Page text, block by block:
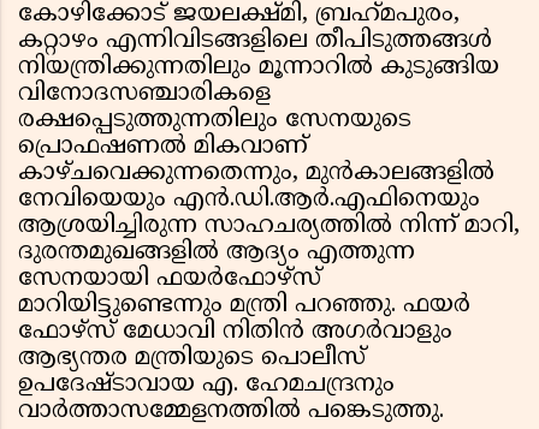
കോഴിക്കോട് ജയലക്ഷ്മി, ബ്രഹ്‌മപുരം,
കറ്റാഴം എന്നിവിടങ്ങളിലെ തീപിടുത്തങ്ങള്‍
നിയന്ത്രിക്കുന്നതിലും മൂന്നാറില്‍ കുടുങ്ങിയ
വിനോദസഞ്ചാരികളെ
രക്ഷപ്പെടുത്തുന്നതിലും സേനയുടെ
പ്രൊഫഷണൽ മികവാണ്
കാഴ്‌ചവെക്കുന്നതെന്നും, മുന്‍കാലങ്ങളില്‍
നേവിയെയും എന്‍.ഡി.ആര്‍.എഫിനെയും
ആശ്രയിച്ചിരുന്ന സാഹചര്യത്തില്‍ നിന്ന് മാറി,
ദുരന്തമുഖങ്ങളില്‍ ആദ്യം എത്തുന്ന
സേനയായി ഫയര്‍ഫോഴ്സ്
മാറിയിട്ടുണ്ടെന്നും മന്ത്രി പറഞ്ഞു. ഫയർ
ഫോഴ്സ് മേധാവി നിതിൻ അഗർവാളും
ആഭ്യന്തര മന്ത്രിയുടെ പൊലീസ്
ഉപദേഷ്ടാവായ എ. ഹേമചന്ദ്രനും
വാർത്താസമ്മേളനത്തിൽ പങ്കെടുത്തു.